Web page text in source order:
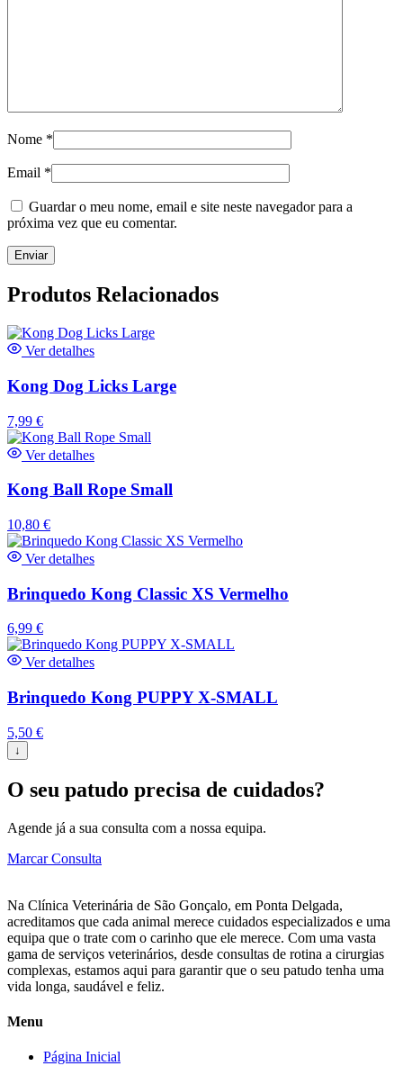
Nome *
Email *
Guardar o meu nome, email e site neste navegador para a
próxima vez que eu comentar.
Produtos Relacionados
Ver detalhes
Kong Dog Licks Large
7,99 €
Ver detalhes
Kong Ball Rope Small
10,80 €
Ver detalhes
Brinquedo Kong Classic XS Vermelho
6,99 €
Ver detalhes
Brinquedo Kong PUPPY X-SMALL
5,50 €
↓
O seu patudo precisa de cuidados?
Agende já a sua consulta com a nossa equipa.
Marcar Consulta
Na Clínica Veterinária de São Gonçalo, em Ponta Delgada,
acreditamos que cada animal merece cuidados especializados e uma
equipa que o trate com o carinho que ele merece. Com uma vasta
gama de serviços veterinários, desde consultas de rotina a cirurgias
complexas, estamos aqui para garantir que o seu patudo tenha uma
vida longa, saudável e feliz.
Menu
Página Inicial